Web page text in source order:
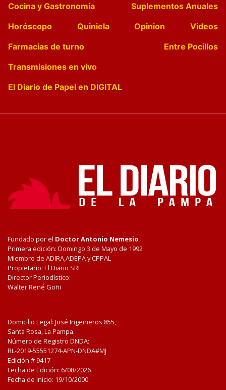
Cocina y Gastronomía
Suplementos Anuales
Horóscopo
Quiniela Opinion
Videos
Farmacias de turno
Entre Pocillos
Transmisiones en vivo
El Diario de Papel en DIGITAL
Fundado por el Doctor Antonio Nemesio
Primera edición: Domingo 3 de Mayo de 1992
Miembro de ADIRA,ADEPA y CPPAL
Propietario: El Diario SRL
Director Periodístico:
Walter René Goñi
Domicilio Legal: José Ingenieros 855,
Santa Rosa, La Pampa.
Número de Registro DNDA:
RL-2019-55551274-APN-DNDA#MJ
Edición # 9417
Fecha de Edición: 6/08/2026
Fecha de Inicio: 19/10/2000